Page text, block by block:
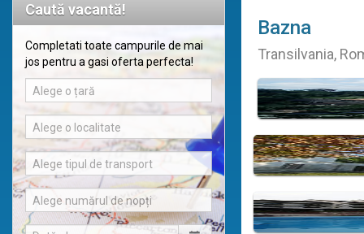
Caută vacantă!
Completati toate campurile de mai
jos pentru a gasi oferta perfecta!
Alege o țară
Alege o localitate
Alege tipul de transport
Alege numărul de nopți
Bazna
Transilvania,